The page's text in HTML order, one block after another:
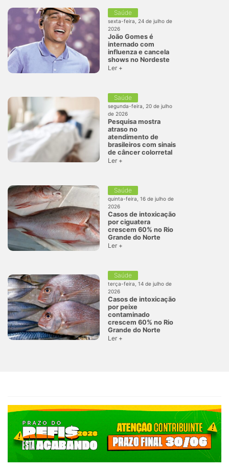
Saúde
sexta-feira, 24 de julho de
2026
João Gomes é
internado com
influenza e cancela
shows no Nordeste
Ler +
Saúde
segunda-feira, 20 de julho
de 2026
Pesquisa mostra
atraso no
atendimento de
brasileiros com sinais
de câncer colorretal
Ler +
Saúde
quinta-feira, 16 de julho de
2026
Casos de intoxicação
por ciguatera
crescem 60% no Rio
Grande do Norte
Ler +
Saúde
terça-feira, 14 de julho de
2026
Casos de intoxicação
por peixe
contaminado
crescem 60% no Rio
Grande do Norte
Ler +